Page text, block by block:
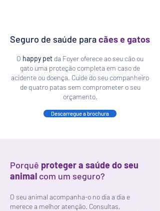
Seguro de saúde paracães e gatos
O happy pet da Foyer oferece ao seu cão ou
gato uma proteção completa em caso de
acidente ou doença. Cuide do seu companheiro
de quatro patas sem comprometer o seu
orçamento.
Descarregue a brochura
Porquê proteger a saúde do seu
animal com um seguro?
O seu animal acompanha-o no dia a dia e
merece a melhor atenção. Consultas,